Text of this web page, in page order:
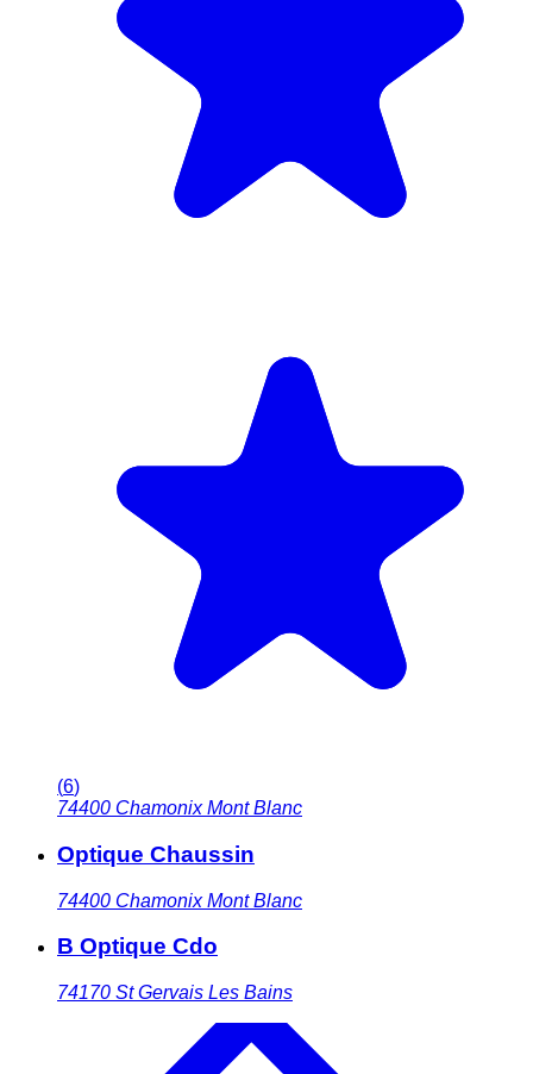
(6)
74400 Chamonix Mont Blanc
Optique Chaussin
74400 Chamonix Mont Blanc
B Optique Cdo
74170 St Gervais Les Bains